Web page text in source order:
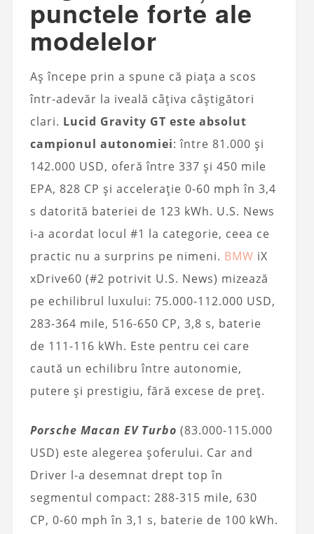
punctele forte ale
modelelor
Aș începe prin a spune că piața a scos
într-adevăr la iveală câțiva câștigători
clari. Lucid Gravity GT este absolut
campionul autonomiei: între 81.000 și
142.000 USD, oferă între 337 și 450 mile
EPA, 828 CP și accelerație 0-60 mph în 3,4
s datorită bateriei de 123 kWh. U.S. News
i-a acordat locul #1 la categorie, ceea ce
practic nu a surprins pe nimeni. BMW iX
xDrive60 (#2 potrivit U.S. News) mizează
pe echilibrul luxului: 75.000-112.000 USD,
283-364 mile, 516-650 CP, 3,8 s, baterie
de 111-116 kWh. Este pentru cei care
caută un echilibru între autonomie,
putere și prestigiu, fără excese de preț.
Porsche Macan EV Turbo (83.000-115.000
USD) este alegerea șoferului. Car and
Driver l-a desemnat drept top în
segmentul compact: 288-315 mile, 630
CP, 0-60 mph în 3,1 s, baterie de 100 kWh.